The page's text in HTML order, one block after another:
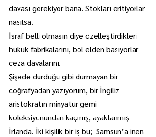
davası gerekiyor bana. Stokları eritiyorlar
nasılsa.
İsraf belli olmasın diye özelleştirdikleri
hukuk fabrikalarını, bol elden basıyorlar
ceza davalarını.
Şişede durduğu gibi durmayan bir
coğrafyadan yazıyorum, bir İngiliz
aristokratın minyatür gemi
koleksiyonundan kaçmış, ayaklanmış
İrlanda. İki kişilik bir iş bu;  Samsun’a inen